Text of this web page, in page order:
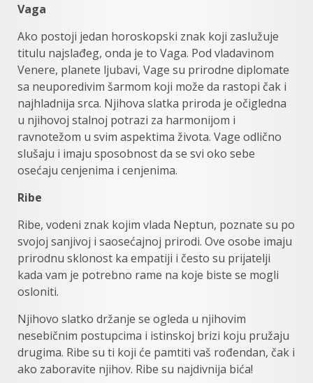
Vaga
Ako postoji jedan horoskopski znak koji zaslužuje
titulu najslađeg, onda je to Vaga. Pod vladavinom
Venere, planete ljubavi, Vage su prirodne diplomate
sa neuporedivim šarmom koji može da rastopi čak i
najhladnija srca. Njihova slatka priroda je očigledna
u njihovoj stalnoj potrazi za harmonijom i
ravnotežom u svim aspektima života. Vage odlično
slušaju i imaju sposobnost da se svi oko sebe
osećaju cenjenima i cenjenima.
Ribe
Ribe, vodeni znak kojim vlada Neptun, poznate su po
svojoj sanjivoj i saosećajnoj prirodi. Ove osobe imaju
prirodnu sklonost ka empatiji i često su prijatelji
kada vam je potrebno rame na koje biste se mogli
osloniti.
Njihovo slatko držanje se ogleda u njihovim
nesebičnim postupcima i istinskoj brizi koju pružaju
drugima. Ribe su ti koji će pamtiti vaš rođendan, čak i
ako zaboravite njihov. Ribe su najdivnija bića!